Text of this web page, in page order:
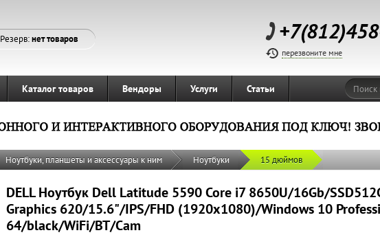
Резерв:нет товаров
перезвоните мне
Каталог товаров Вендоры Услуги Статьи Поиск
Ноутбуки, планшеты и аксессуары к ним Ноутбуки 15 дюймов
DELL Ноутбук Dell Latitude 5590 Core i7 8650U/16Gb/
Graphics 620/15.6"/IPS/FHD (1920x1080)/Windows 10
64/black/WiFi/BT/Cam